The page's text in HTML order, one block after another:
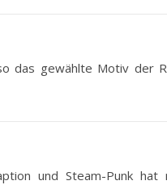
das gewählte Motiv der
und Steam-Punk hat